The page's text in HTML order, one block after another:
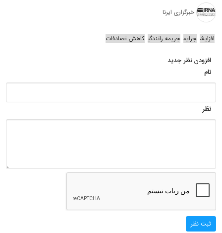
خبرگزاری ایرنا
افزایش جرایم جریمه رانندگی کاهش تصادفات
افزودن نظر جدید
نام
نظر
ثبت نظر